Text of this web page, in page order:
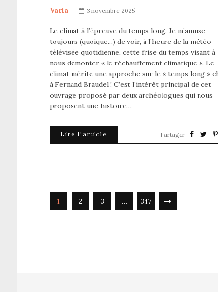
Varia 3 novembre 2025
Le climat à l’épreuve du temps long. Je m’amuse
toujours (quoique…) de voir, à l’heure de la météo
télévisée quotidienne, cette frise du temps visant à
nous démonter « le réchauffement climatique ». Le
climat mérite une approche sur le « temps long »
à Fernand Braudel ! C’est l’intérêt principal de cet
ouvrage proposé par deux archéologues qui nous
proposent une histoire…
Lire l'article Partager
1 2 3 … 347